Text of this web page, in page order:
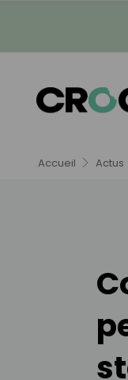
Accueil Actus